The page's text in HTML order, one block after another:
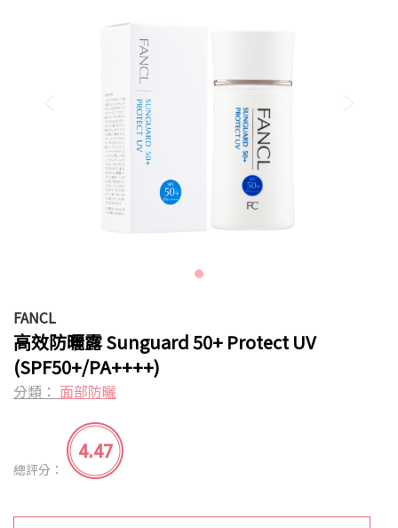
FANCL
高效防曬露 Sunguard 50+ Protect UV
(SPF50+/PA++++)
分類： 面部防曬
總評分：
4.47